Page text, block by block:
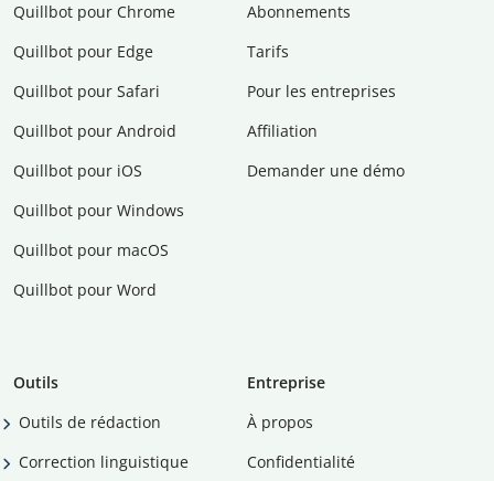
Quillbot pour Chrome
Quillbot pour Edge
Quillbot pour Safari
Quillbot pour Android
Quillbot pour iOS
Quillbot pour Windows
Quillbot pour macOS
Quillbot pour Word
Abonnements
Tarifs
Pour les entreprises
Affiliation
Demander une démo
Outils
Outils de rédaction
Correction linguistique
Entreprise
À propos
Confidentialité